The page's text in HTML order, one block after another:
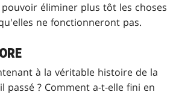
éliminer plus tôt les choses
ne fonctionneront pas.
à la véritable histoire de la
passé ? Comment a-t-elle fini en